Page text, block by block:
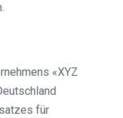
«XYZ
für